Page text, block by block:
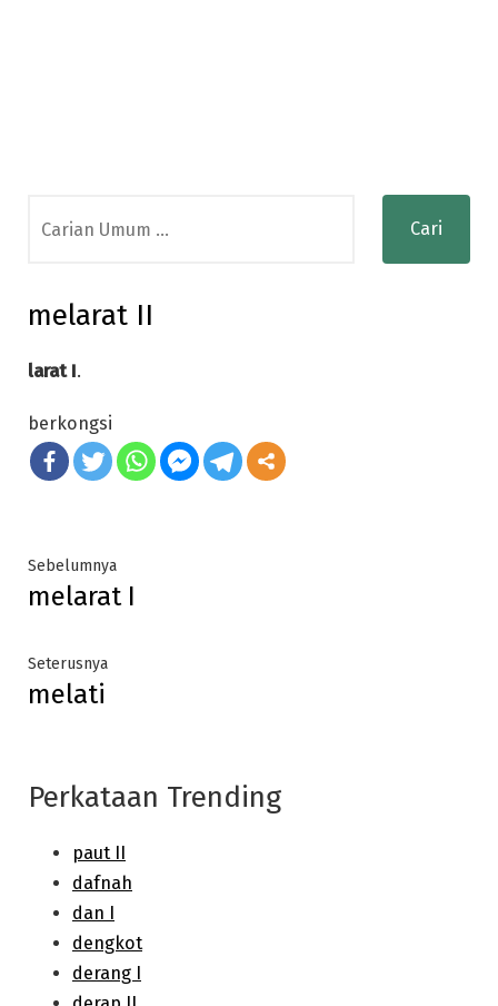
for:
melarat II
larat I.
berkongsi
Post
navigation
SebelumnyaPrevious
post:
melarat I
SeterusnyaNext
melati
Perkataan Trending